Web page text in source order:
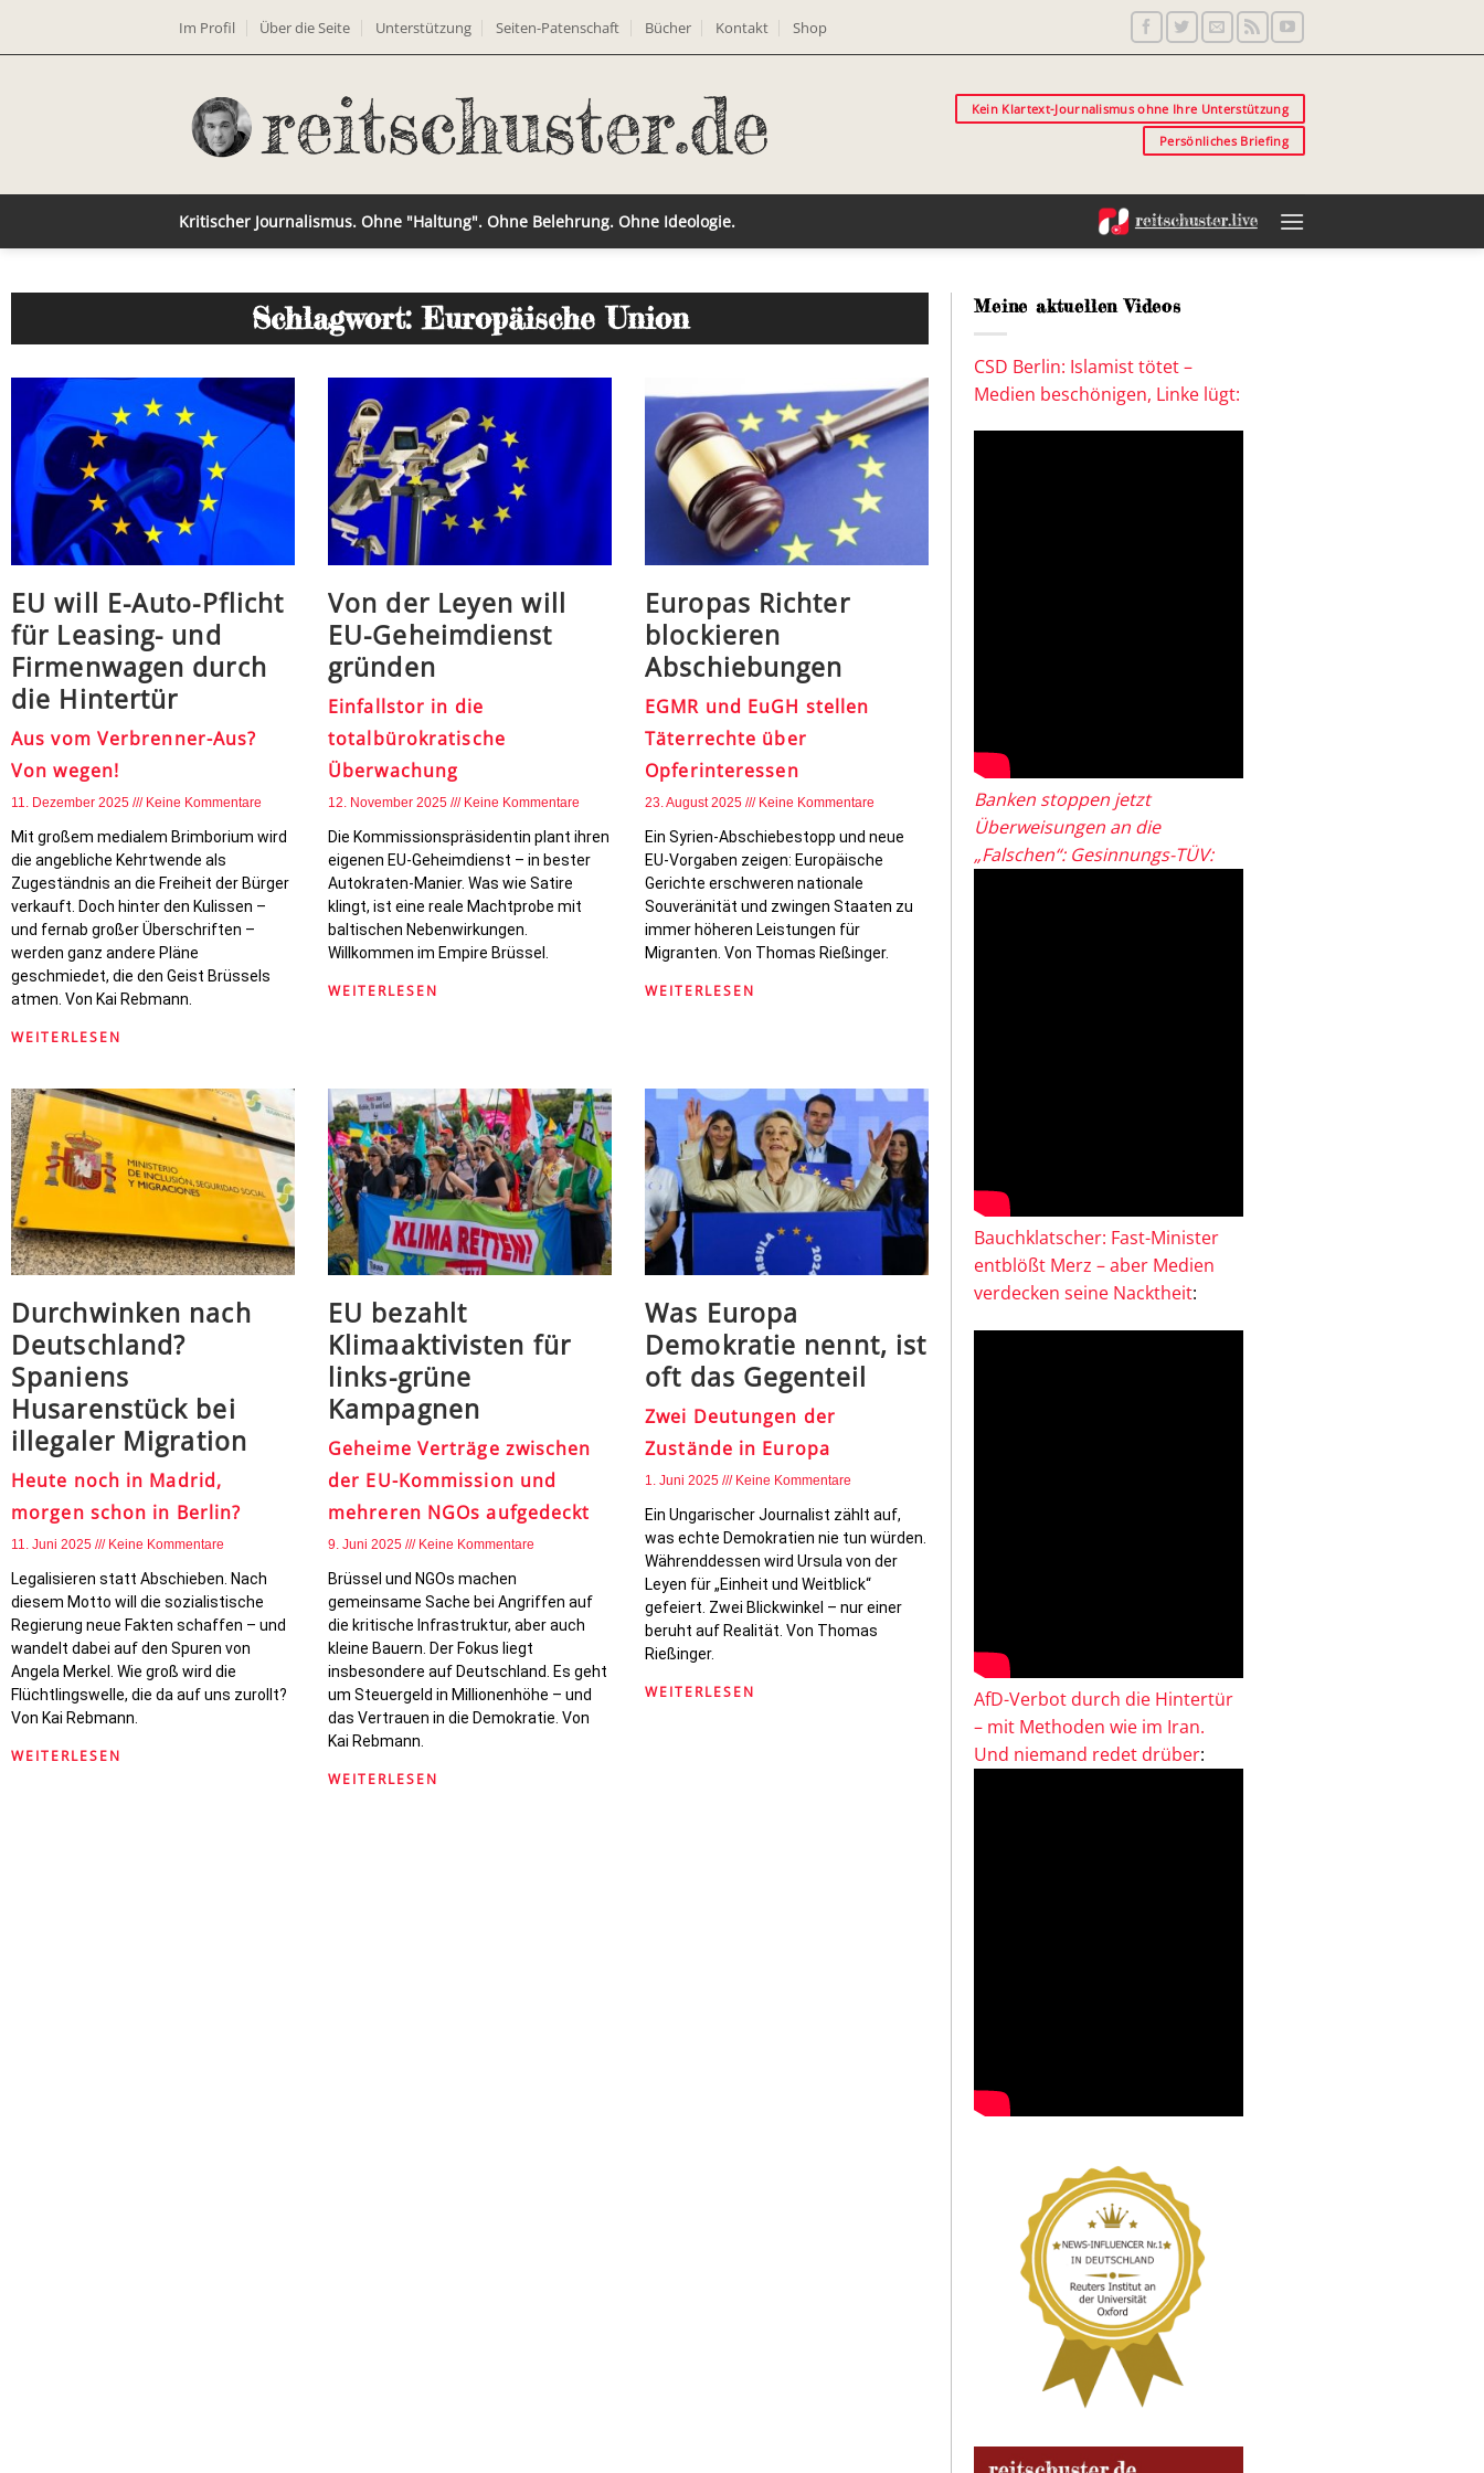
Im Profil Über die Seite Unterstützung Seiten-Patenschaft Bücher Kontakt Shop
Kein Klartext-Journalismus ohne Ihre Unterstützung
Persönliches Briefing
Kritischer Journalismus. Ohne "Haltung". Ohne Belehrung. Ohne Ideologie.
Schlagwort: Europäische Union
EU will E-Auto-Pflicht
für Leasing- und
Firmenwagen durch
die Hintertür
Aus vom Verbrenner-Aus?
Von wegen!
11. Dezember 2025 Keine Kommentare
Mit großem medialem Brimborium wird
die angebliche Kehrtwende als
Zugeständnis an die Freiheit der Bürger
verkauft. Doch hinter den Kulissen –
und fernab großer Überschriften –
werden ganz andere Pläne
geschmiedet, die den Geist Brüssels
atmen. Von Kai Rebmann.
WEITERLESEN
Von der Leyen will
EU-Geheimdienst
gründen
Einfallstor in die
totalbürokratische
Überwachung
12. November 2025 Keine Kommentare
Die Kommissionspräsidentin plant ihren
eigenen EU-Geheimdienst – in bester
Autokraten-Manier. Was wie Satire
klingt, ist eine reale Machtprobe mit
baltischen Nebenwirkungen.
Willkommen im Empire Brüssel.
WEITERLESEN
Europas Richter
blockieren
Abschiebungen
EGMR und EuGH stellen
Täterrechte über
Opferinteressen
23. August 2025 Keine Kommentare
Ein Syrien-Abschiebestopp und neue
EU-Vorgaben zeigen: Europäische
Gerichte erschweren nationale
Souveränität und zwingen Staaten zu
immer höheren Leistungen für
Migranten. Von Thomas Rießinger.
WEITERLESEN
Durchwinken nach
Deutschland?
Spaniens
Husarenstück bei
illegaler Migration
Heute noch in Madrid,
morgen schon in Berlin?
11. Juni 2025 Keine Kommentare
Legalisieren statt Abschieben. Nach
diesem Motto will die sozialistische
Regierung neue Fakten schaffen – und
wandelt dabei auf den Spuren von
Angela Merkel. Wie groß wird die
Flüchtlingswelle, die da auf uns zurollt?
Von Kai Rebmann.
WEITERLESEN
EU bezahlt
Klimaaktivisten für
links-grüne
Kampagnen
Geheime Verträge zwischen
der EU-Kommission und
mehreren NGOs aufgedeckt
9. Juni 2025 Keine Kommentare
Brüssel und NGOs machen
gemeinsame Sache bei Angriffen auf
die kritische Infrastruktur, aber auch
kleine Bauern. Der Fokus liegt
insbesondere auf Deutschland. Es geht
um Steuergeld in Millionenhöhe – und
das Vertrauen in die Demokratie. Von
Kai Rebmann.
WEITERLESEN
Was Europa
Demokratie nennt, ist
oft das Gegenteil
Zwei Deutungen der
Zustände in Europa
1. Juni 2025 Keine Kommentare
Ein Ungarischer Journalist zählt auf,
was echte Demokratien nie tun würden.
Währenddessen wird Ursula von der
Leyen für „Einheit und Weitblick“
gefeiert. Zwei Blickwinkel – nur einer
beruht auf Realität. Von Thomas
Rießinger.
WEITERLESEN
Meine aktuellen Videos
CSD Berlin: Islamist tötet –
Medien beschönigen, Linke lügt:
Banken stoppen jetzt
Überweisungen an die
„Falschen“: Gesinnungs-TÜV:
Bauchklatscher: Fast-Minister
entblößt Merz – aber Medien
verdecken seine Nacktheit:
AfD-Verbot durch die Hintertür
– mit Methoden wie im Iran.
Und niemand redet drüber: